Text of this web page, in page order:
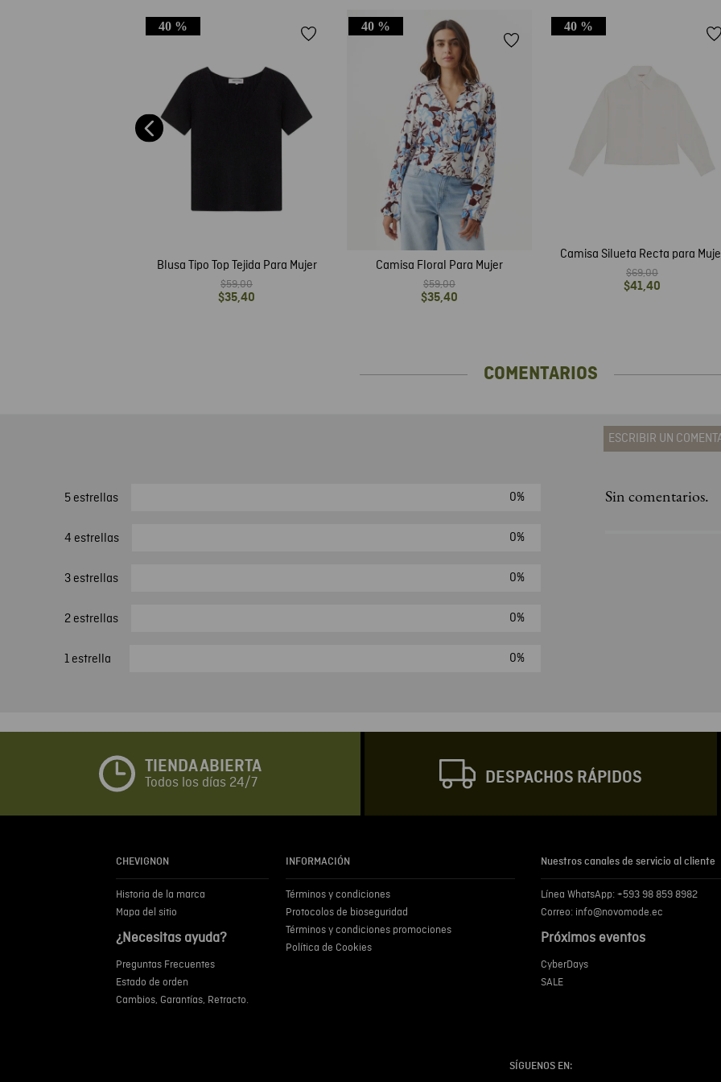
40 %
Blusa Tipo Top Tejida Para Mujer
$59,00
$35,40
40 %
Camisa Floral Para Mujer
$59,00
$35,40
40 %
Camisa Silueta Recta para
$69,00
$41,40
COMENTARIOS
5 estrellas 0%
4 estrellas 0%
3 estrellas 0%
2 estrellas 0%
1 estrella 0%
ESCRIBIR UN
Agregar
Escribir comentario
Sin comentarios.
TIENDA ABIERTA
Todos los días 24/7 DESPACHOS RÁPIDOS
CHEVIGNON
Historia de la marca
Mapa del sitio
¿Necesitas ayuda?
Preguntas Frecuentes
Estado de orden
Cambios, Garantías, Retracto.
INFORMACIÓN
Términos y condiciones
Protocolos de bioseguridad
Términos y condiciones promociones
Política de Cookies
Nuestros canales de servicio al cliente
Línea WhatsApp: +593 98 859 8982
Correo: info@novomode.ec
Próximos eventos
CyberDays
SALE
SÍGUENOS EN: